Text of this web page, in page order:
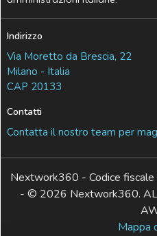
Indirizzo
Via Moretto da Brescia, 22
Milano - Italia
CAP 20133
Contatti
Contatta il nostro team per
Nextwork360 - Codice
- © 2026 Nextwork360.
Mappa